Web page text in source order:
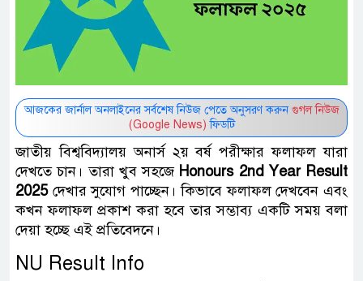
আজকের জার্নাল অনলাইনের সর্বশেষ নিউজ পেতে অনুসরণ করুন গুগল নিউজ
(Google News) ফিডটি
জাতীয় বিশ্ববিদ্যালয় অনার্স ২য় বর্ষ পরীক্ষার ফলাফল যারা
দেখতে চান। তারা খুব সহজে Honours 2nd Year Result
2025দেখার সুযোগ পাচ্ছেন। কিভাবে ফলাফল দেখবেন এবং
কখন ফলাফল প্রকাশ করা হবে তার সম্ভাব্য একটি সময় বলা
দেয়া হচ্ছে এই প্রতিবেদনে।
NU Result Info